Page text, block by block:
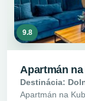
9.8
Apartmán
Destinácia:
Apartmán na